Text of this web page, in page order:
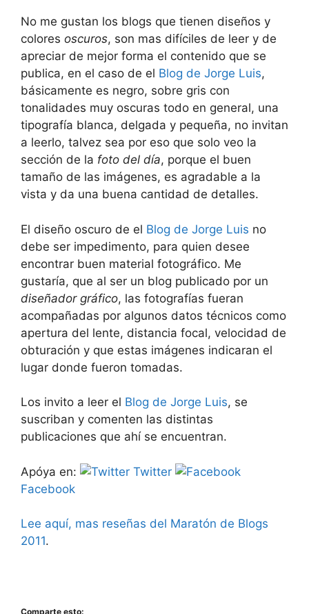
No me gustan los blogs que tienen diseños y
colores oscuros, son mas difíciles de leer y de
apreciar de mejor forma el contenido que se
publica, en el caso de el Blog de Jorge Luis,
básicamente es negro, sobre gris con
tonalidades muy oscuras todo en general, una
tipografía blanca, delgada y pequeña, no invitan
a leerlo, talvez sea por eso que solo veo la
sección de la foto del día, porque el buen
tamaño de las imágenes, es agradable a la
vista y da una buena cantidad de detalles.
El diseño oscuro de el Blog de Jorge Luis no
debe ser impedimento, para quien desee
encontrar buen material fotográfico. Me
gustaría, que al ser un blog publicado por un
diseñador gráfico, las fotografías fueran
acompañadas por algunos datos técnicos como
apertura del lente, distancia focal, velocidad de
obturación y que estas imágenes indicaran el
lugar donde fueron tomadas.
Los invito a leer el Blog de Jorge Luis, se
suscriban y comenten las distintas
publicaciones que ahí se encuentran.
Apóya en:
Twitter
Facebook
Lee aquí, mas reseñas del Maratón de Blogs
2011.
Comparte esto: